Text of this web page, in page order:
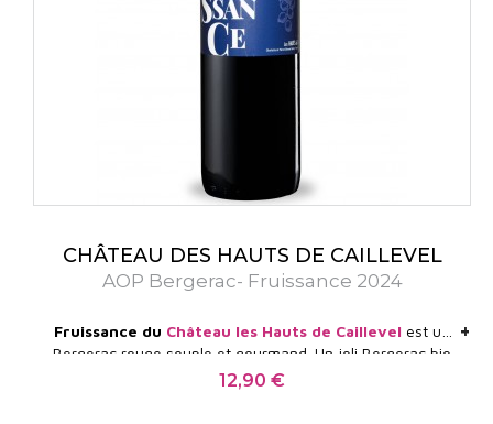
CHÂTEAU DES HAUTS DE CAILLEVEL
AOP Bergerac- Fruissance 2024
Fruissance du Château les Hauts de Caillevel est un
Bergerac rouge souple et gourmand. Un joli Bergerac bio
issu de cabernet et de merlot, polyvalent et sur le fruit.
+
Prix
12,90 €